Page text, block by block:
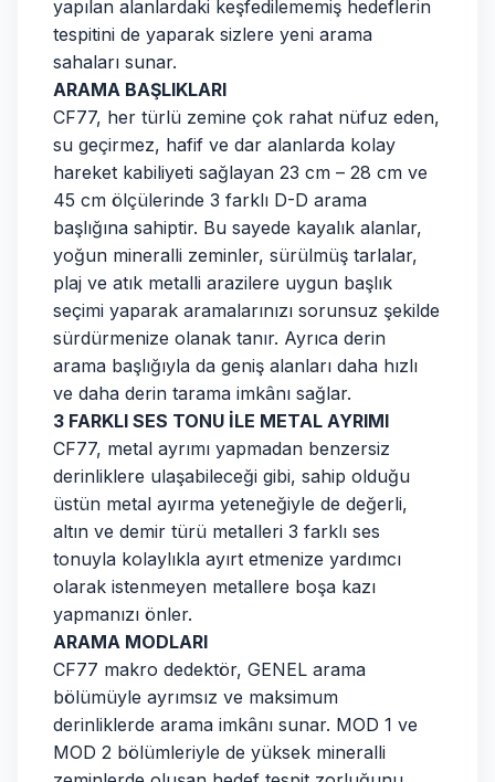
yapılan alanlardaki keşfedilememiş hedeflerin
tespitini de yaparak sizlere yeni arama
sahaları sunar.
ARAMA BAŞLIKLARI
CF77, her türlü zemine çok rahat nüfuz eden,
su geçirmez, hafif ve dar alanlarda kolay
hareket kabiliyeti sağlayan 23 cm – 28 cm ve
45 cm ölçülerinde 3 farklı D-D arama
başlığına sahiptir. Bu sayede kayalık alanlar,
yoğun mineralli zeminler, sürülmüş tarlalar,
plaj ve atık metalli arazilere uygun başlık
seçimi yaparak aramalarınızı sorunsuz şekilde
sürdürmenize olanak tanır. Ayrıca derin
arama başlığıyla da geniş alanları daha hızlı
ve daha derin tarama imkânı sağlar.
3 FARKLI SES TONU İLE METAL AYRIMI
CF77, metal ayrımı yapmadan benzersiz
derinliklere ulaşabileceği gibi, sahip olduğu
üstün metal ayırma yeteneğiyle de değerli,
altın ve demir türü metalleri 3 farklı ses
tonuyla kolaylıkla ayırt etmenize yardımcı
olarak istenmeyen metallere boşa kazı
yapmanızı önler.
ARAMA MODLARI
CF77 makro dedektör, GENEL arama
bölümüyle ayrımsız ve maksimum
derinliklerde arama imkânı sunar. MOD 1 ve
MOD 2 bölümleriyle de yüksek mineralli